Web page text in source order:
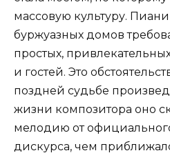
массовую культуру.
буржуазных домов
простых,
и гостей. Это
поздней судьбе
жизни композитора оно
мелодию от
дискурса, чем